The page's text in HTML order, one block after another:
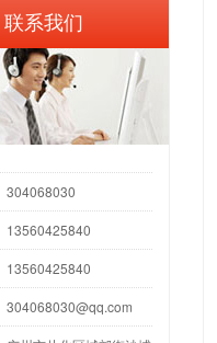
联系我们
304068030
13560425840
13560425840
304068030@qq.com